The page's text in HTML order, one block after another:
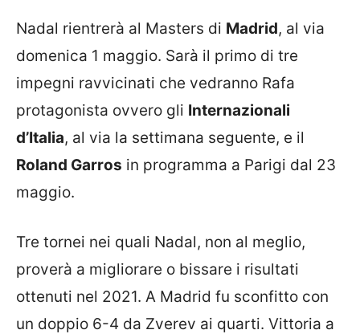
Nadal rientrerà al Masters di Madrid, al via
domenica 1 maggio. Sarà il primo di tre
impegni ravvicinati che vedranno Rafa
protagonista ovvero gli Internazionali
d’Italia, al via la settimana seguente, e il
Roland Garros in programma a Parigi dal 23
maggio.
Tre tornei nei quali Nadal, non al meglio,
proverà a migliorare o bissare i risultati
ottenuti nel 2021. A Madrid fu sconfitto con
un doppio 6-4 da Zverev ai quarti. Vittoria a